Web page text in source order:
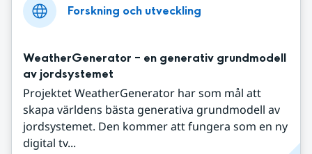
Forskning och utveckling
WeatherGenerator – en generativ grundmodell
av jordsystemet
Projektet WeatherGenerator har som mål att
skapa världens bästa generativa grundmodell av
jordsystemet. Den kommer att fungera som en ny
digital tv...